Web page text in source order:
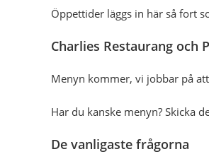
Öppettider läggs in här så fort
Charlies Restaurang och
Menyn kommer, vi jobbar på
Har du kanske menyn? Skicka
De vanligaste frågorna